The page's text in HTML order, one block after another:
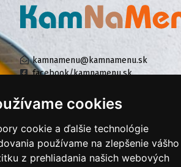
cookies
cookie a ďalšie technológie
používame na zlepšenie vášho
z prehliadania našich webových
kamnamenu@kamnamenu.sk
facebook/kamnamenu.sk
KONTAKTUJTE NÁS